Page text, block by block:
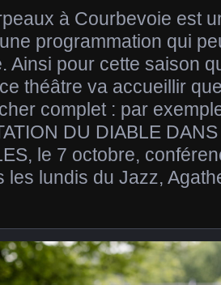
à Courbevoie est
programmation qui
Ainsi pour cette saison
théâtre va accueillir
complet : par
DU DIABLE
le 7 octobre,
les lundis du Jazz,